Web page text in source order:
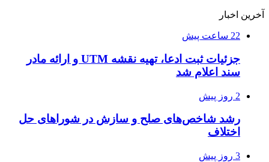
آخرین اخبار
22 ساعت پیش
جزئیات ثبت ادعا، تهیه نقشه UTM و ارائه مادر
سند اعلام شد
2 روز پیش
رشد شاخص‌های صلح و سازش در شوراهای حل
اختلاف
3 روز پیش